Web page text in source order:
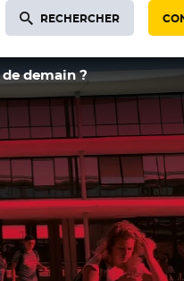
RECHERCHER
demain ?